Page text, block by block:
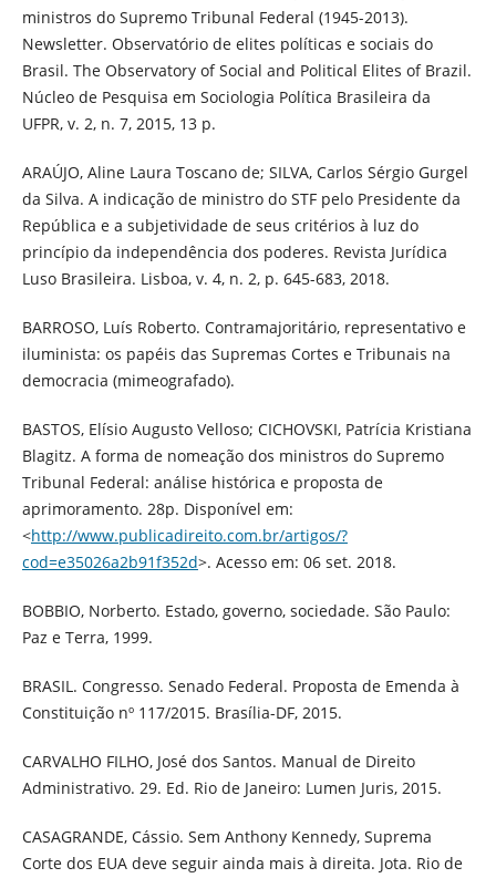
ministros do Supremo Tribunal Federal (1945-2013).
Newsletter. Observatório de elites políticas e sociais do
Brasil. The Observatory of Social and Political Elites of Brazil.
Núcleo de Pesquisa em Sociologia Política Brasileira da
UFPR, v. 2, n. 7, 2015, 13 p.
ARAÚJO, Aline Laura Toscano de; SILVA, Carlos Sérgio Gurgel
da Silva. A indicação de ministro do STF pelo Presidente da
República e a subjetividade de seus critérios à luz do
princípio da independência dos poderes. Revista Jurídica
Luso Brasileira. Lisboa, v. 4, n. 2, p. 645-683, 2018.
BARROSO, Luís Roberto. Contramajoritário, representativo e
iluminista: os papéis das Supremas Cortes e Tribunais na
democracia (mimeografado).
BASTOS, Elísio Augusto Velloso; CICHOVSKI, Patrícia Kristiana
Blagitz. A forma de nomeação dos ministros do Supremo
Tribunal Federal: análise histórica e proposta de
aprimoramento. 28p. Disponível em:
<http://www.publicadireito.com.br/artigos/?
cod=e35026a2b91f352d>. Acesso em: 06 set. 2018.
BOBBIO, Norberto. Estado, governo, sociedade. São Paulo:
Paz e Terra, 1999.
BRASIL. Congresso. Senado Federal. Proposta de Emenda à
Constituição nº 117/2015. Brasília-DF, 2015.
CARVALHO FILHO, José dos Santos. Manual de Direito
Administrativo. 29. Ed. Rio de Janeiro: Lumen Juris, 2015.
CASAGRANDE, Cássio. Sem Anthony Kennedy, Suprema
Corte dos EUA deve seguir ainda mais à direita. Jota. Rio de